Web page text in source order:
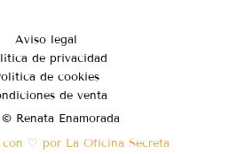
Aviso legal
de privacidad
de cookies
de venta
© Renata Enamorada
con ♡ por La Oficina Secreta